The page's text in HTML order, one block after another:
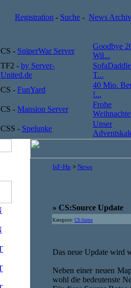
Registration - Suche - News Archiv
CS - SniperWar Server
Goodbye
Wil...
TF2 - by Server-
United.de
T...
CS - FunYard
40 Mio.
!...
CS - Mansion Server
Frohe
CSS - Spelunke
Unser
IsF-Hp > News
» CS:Source Update
Kategorie: CS-Szene
Das neue Update wird
Neben einer neuen
wohl die bedeutenste